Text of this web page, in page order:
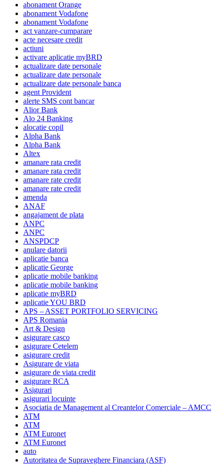
abonament Orange
abonament Vodafone
abonament Vodafone
act vanzare-cumparare
acte necesare credit
actiuni
activare aplicatie myBRD
actualizare date personale
actualizare date personale
actualizare date personale banca
agent Provident
alerte SMS cont bancar
Alior Bank
Alo 24 Banking
alocatie copil
Alpha Bank
Alpha Bank
Altex
amanare rata credit
amanare rata credit
amanare rate credit
amanare rate credit
amenda
ANAF
angajament de plata
ANPC
ANPC
ANSPDCP
anulare datorii
aplicatie banca
aplicatie George
aplicatie mobile banking
aplicatie mobile banking
aplicatie myBRD
aplicatie YOU BRD
APS – ASSET PORTFOLIO SERVICING
APS Romania
Art & Design
asigurare casco
asigurare Cetelem
asigurare credit
Asigurare de viata
asigurare de viata credit
asigurare RCA
Asigurari
asigurari locuinte
Asociatia de Management al Creantelor Comerciale – AMCC
ATM
ATM
ATM Euronet
ATM Euronet
auto
Autoritatea de Supraveghere Financiara (ASF)